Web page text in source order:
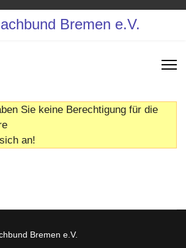
Sie keine Berechtigung für die
an!
Bremen e.V.